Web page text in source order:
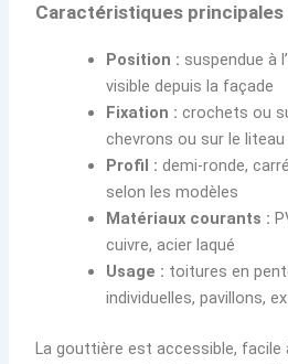
Caractéristiques principales
Position : suspendue à
visible depuis la façade
Fixation : crochets ou
chevrons ou sur le liteau
Profil : demi-ronde,
selon les modèles
Matériaux courants :
cuivre, acier laqué
Usage : toitures en
individuelles, pavillons,
La gouttière est accessible, facile